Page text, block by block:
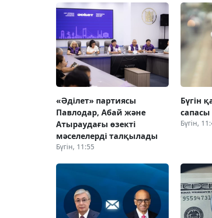
«Әділет» партиясы
Павлодар, Абай және
Атыраудағы өзекті
мәселелерді талқылады
Бүгін, 11:55
Бүгін
Бүгін,